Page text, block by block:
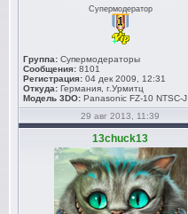
Супермодератор
Группа: Супермодераторы
Сообщения: 8101
Регистрация: 04 дек 2009, 12:31
Откуда: Германия, г.Урмитц
Модель 3DO: Panasonic FZ-10 NTSC-J
29 авг 2013, 11:39
13chuck13